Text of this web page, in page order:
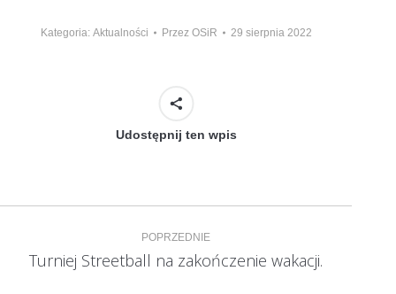
Kategoria: Aktualności Przez OSiR 29 sierpnia 2022
Udostępnij ten wpis
Nawigacja
wpisów
POPRZEDNIE
Poprzedni
Turniej Streetball na zakończenie wakacji.